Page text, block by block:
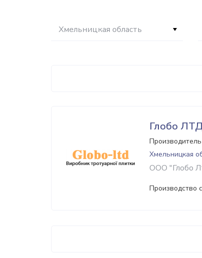
Хмельницкая область
Глобо
Производитель
Хмельницкая
ООО "Глобо
Производство